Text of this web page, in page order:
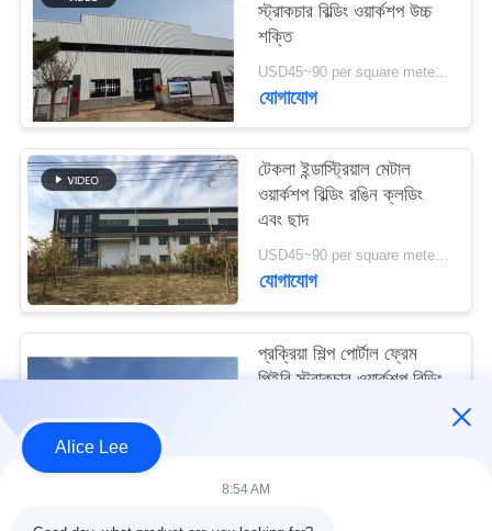
মামলা
সাইট
ম্যাপ
গোপনীয়তা
নীতি
স্ট্রাকচার বিল্ডিং ওয়ার্কশপ উচ্চ
শক্তি
USD45~90 per square meter MOQ:1000 বর্গ মিটার
যোগাযোগ
টেকলা ইন্ডাস্ট্রিয়াল মেটাল
ওয়ার্কশপ বিল্ডিং রঙিন ক্লডিং
এবং ছাদ
USD45~90 per square meter MOQ:1000 বর্গ মিটার
যোগাযোগ
প্রক্রিয়া শিল্প পোর্টাল ফ্রেম
পিইবি স্ট্রাকচার ওয়ার্কশপ বিল্ডিং
Alice Lee
8:54 AM